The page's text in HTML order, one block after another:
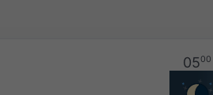
0500